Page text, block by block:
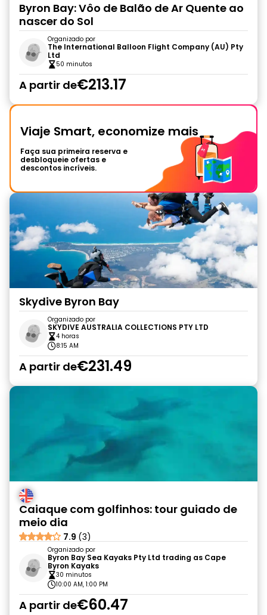
Byron Bay: Vôo de Balão de Ar Quente ao
nascer do Sol
Organizado por
The International Balloon Flight Company (AU) Pty
Ltd
50 minutos
A partir de€213.17
Viaje Smart, economize mais
Faça sua primeira reserva e
desbloqueie ofertas e
descontos incríveis.
Skydive Byron Bay
Organizado por
SKYDIVE AUSTRALIA COLLECTIONS PTY LTD
4 horas
8:15 AM
A partir de€231.49
Caiaque com golfinhos: tour guiado de
meio dia
7.9 (3)
Organizado por
Byron Bay Sea Kayaks Pty Ltd trading as Cape
Byron Kayaks
30 minutos
10:00 AM, 1:00 PM
A partir de€60.47